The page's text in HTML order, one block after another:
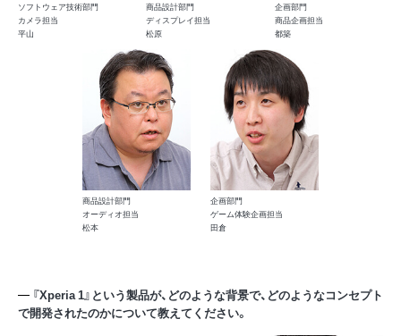
ソフトウェア技術部門
カメラ担当
平山
商品設計部門
ディスプレイ担当
松原
企画部門
商品企画担当
都築
商品設計部門
オーディオ担当
松本
企画部門
ゲーム体験企画担当
田倉
『Xperia 1』という製品が、どのような背景で、どのようなコンセプト
で開発されたのかについて教えてください。